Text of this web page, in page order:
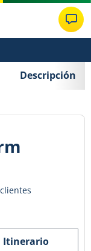
Descripción
Itinerario